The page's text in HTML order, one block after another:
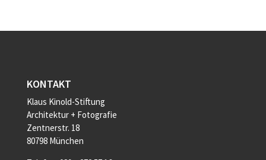
KONTAKT
Klaus Kinold-Stiftung
Architektur + Fotografie
Zentnerstr. 18
80798 München